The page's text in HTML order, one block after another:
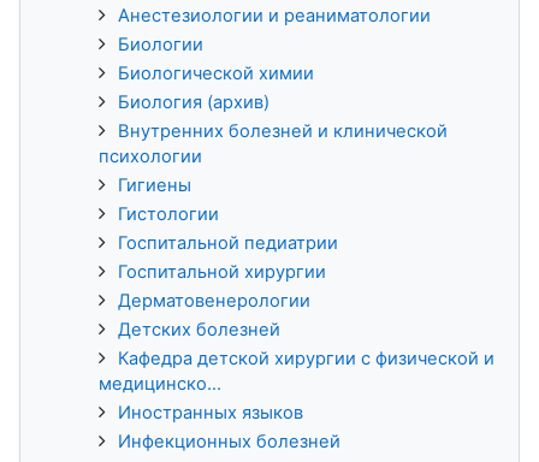
Анестезиологии и реаниматологии
Биологии
Биологической химии
Биология (архив)
Внутренних болезней и клинической
психологии
Гигиены
Гистологии
Госпитальной педиатрии
Госпитальной хирургии
Дерматовенерологии
Детских болезней
Кафедра детской хирургии с физической и
медицинско...
Иностранных языков
Инфекционных болезней